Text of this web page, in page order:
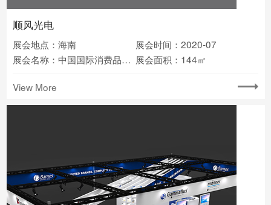
顺风光电
展会地点：海南
展会时间：2020-07
展会名称：中国国际消费品博览会 展会面积：144㎡
View More